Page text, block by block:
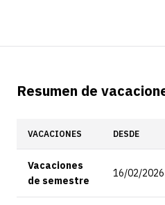
Resumen de
VACACIONES DESDE
Vacaciones
de semestre
16/02/2026